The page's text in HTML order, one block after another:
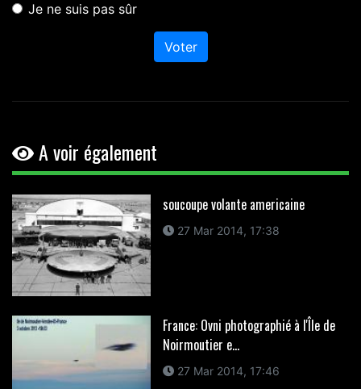
Je ne suis pas sûr
Voter
A voir également
soucoupe volante americaine
27 Mar 2014, 17:38
France: Ovni photographié à l'Île de
Noirmoutier e...
27 Mar 2014, 17:46